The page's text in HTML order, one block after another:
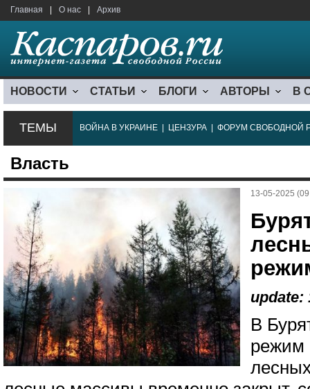
Главная О нас Архив
НОВОСТИ СТАТЬИ БЛОГИ АВТОРЫ В
ТЕМЫ ВОЙНА В УКРАИНЕ ЦЕНЗУРА ФОРУМ СВОБОДНОЙ
Власть
13-05-2025
update:
В
режим